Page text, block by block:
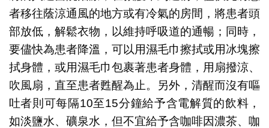
者移往蔭涼通風的地方或有冷氣的房間，將患者頭
部放低，解鬆衣物，以維持呼吸道的通暢；同時，
要儘快為患者降溫，可以用濕毛巾擦拭或用冰塊擦
拭身體，或用濕毛巾包裹著患者身體，用扇撥涼、
吹風扇，直至患者甦醒為止。另外，清醒而沒有嘔
吐者則可每隔10至15分鐘給予含電解質的飲料，
如淡鹽水、礦泉水，但不宜給予含咖啡因濃茶、咖